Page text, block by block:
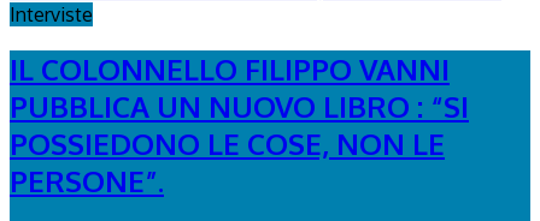
Interviste
IL COLONNELLO FILIPPO VANNI
PUBBLICA UN NUOVO LIBRO : “SI
POSSIEDONO LE COSE, NON LE
PERSONE”.